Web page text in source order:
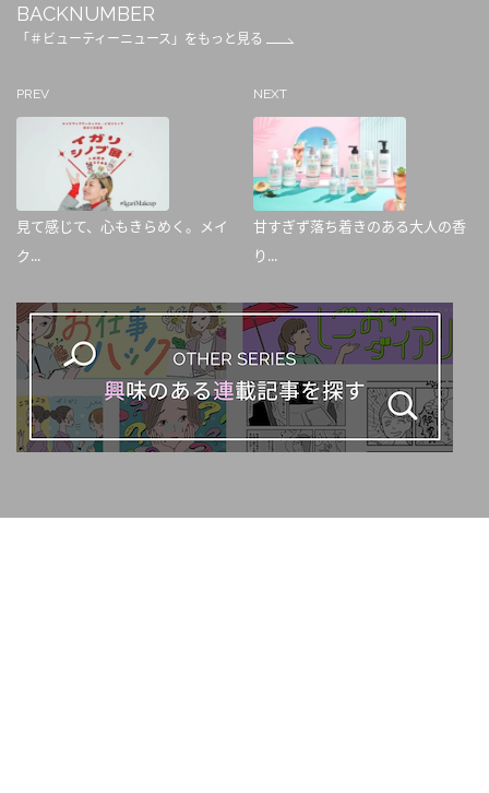
BACKNUMBER
「＃ビューティーニュース」をもっと見る
PREV
見て感じて、心もきらめく。メイ
ク...
NEXT
甘すぎず落ち着きのある大人の香
り...